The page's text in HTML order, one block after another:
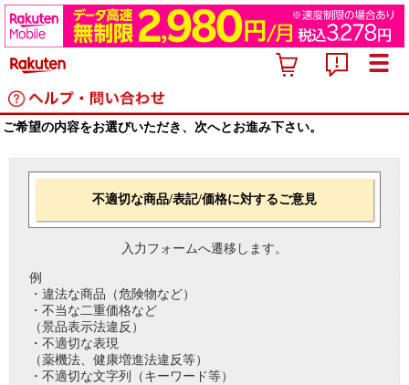
ご希望の内容をお選びいただき、次へとお進み下さい。
不適切な商品/表記/価格に対するご意見
入力フォームへ遷移します。
例
・違法な商品（危険物など）
・不当な二重価格など
（景品表示法違反）
・不適切な表現
（薬機法、健康増進法違反等）
・不適切な文字列（キーワード等）